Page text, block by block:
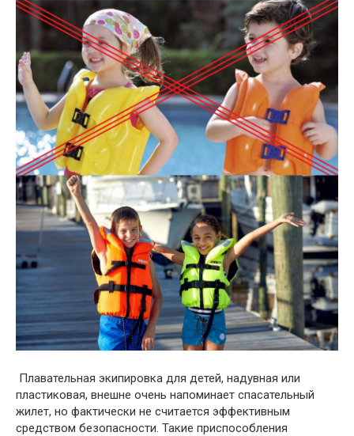
Плавательная экипировка для детей, надувная или
пластиковая, внешне очень напоминает спасательный
жилет, но фактически не считается эффективным
средством безопасности. Такие приспособления